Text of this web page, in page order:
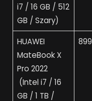
i7 / 16 GB / 512
GB / Szary)
HUAWEI
MateBook X
Pro 2022
(Intel i7 / 16
GB / 1 TB /